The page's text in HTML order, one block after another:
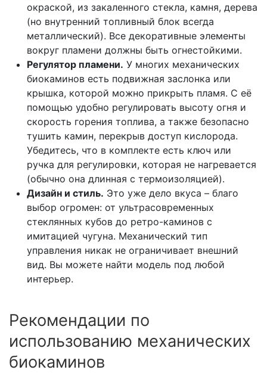
окраской, из закаленного стекла, камня, дерева
(но внутренний топливный блок всегда
металлический). Все декоративные элементы
вокруг пламени должны быть огнестойкими.
Регулятор пламени. У многих механических
биокаминов есть подвижная заслонка или
крышка, которой можно прикрыть пламя. С её
помощью удобно регулировать высоту огня и
скорость горения топлива, а также безопасно
тушить камин, перекрыв доступ кислорода.
Убедитесь, что в комплекте есть ключ или
ручка для регулировки, которая не нагревается
(обычно она длинная с термоизоляцией).
Дизайн и стиль. Это уже дело вкуса – благо
выбор огромен: от ультрасовременных
стеклянных кубов до ретро-каминов с
имитацией чугуна. Механический тип
управления никак не ограничивает внешний
вид. Вы можете найти модель под любой
интерьер.
Рекомендации по
использованию механических
биокаминов